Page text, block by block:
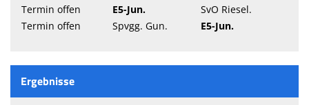
Termin offen
E5-Jun.
SvO Riesel.
Termin offen
Spvgg. Gun. E5-Jun.
Ergebnisse